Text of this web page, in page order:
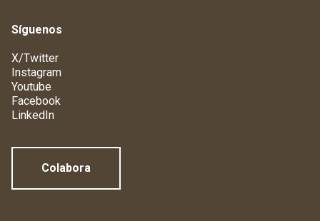
Síguenos
X/Twitter
Instagram
Youtube
Facebook
LinkedIn
Colabora